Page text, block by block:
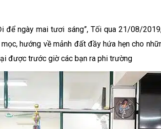
để ngày mai tươi sáng”, Tối qua 21/08/
hướng về mảnh đất đầy hứa hẹn cho
được trước giờ các bạn ra phi trường